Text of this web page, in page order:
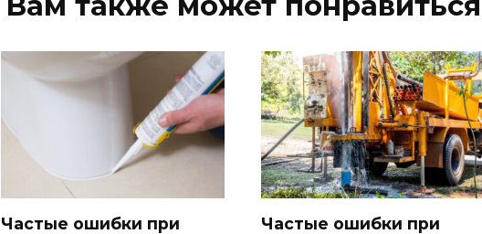
Частые ошибки при
Частые ошибки при